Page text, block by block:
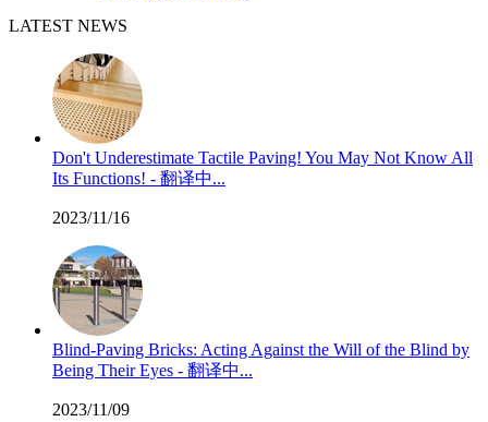
LATEST NEWS
Don't Underestimate Tactile Paving! You May Not Know All
Its Functions! - 翻译中...
2023/11/16
Blind-Paving Bricks: Acting Against the Will of the Blind by
Being Their Eyes - 翻译中...
2023/11/09